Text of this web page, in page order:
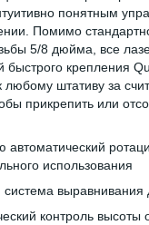
понятным
Помимо
5/8 дюйма, все
крепления
любому штативу за
прикрепить или
автоматический
использования
выравнивания
контроль высоты